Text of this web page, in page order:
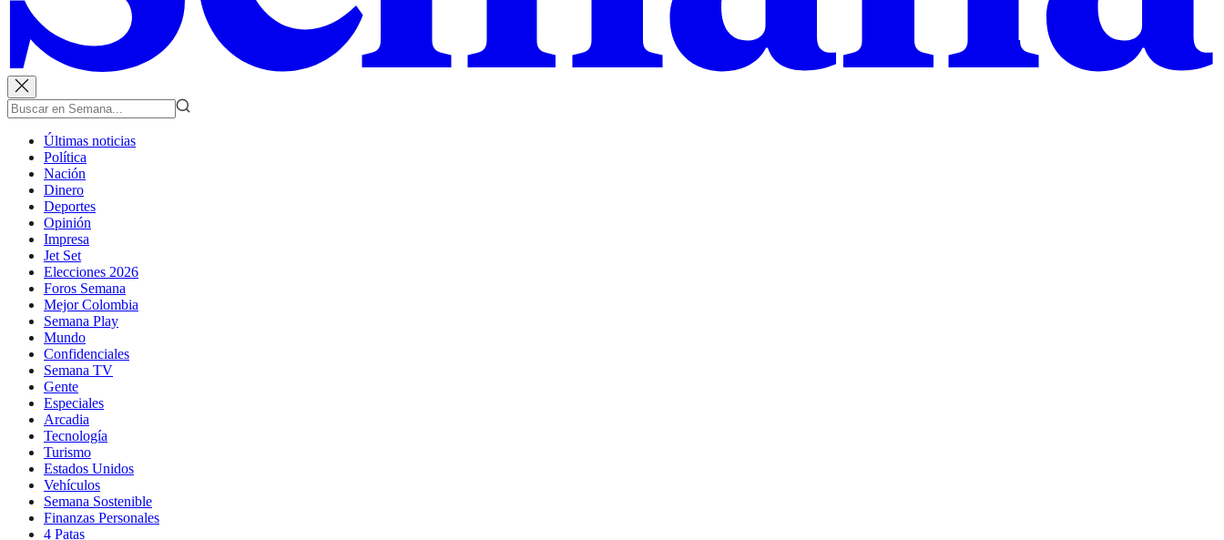
Últimas noticias
Política
Nación
Dinero
Deportes
Opinión
Impresa
Jet Set
Elecciones 2026
Foros Semana
Mejor Colombia
Semana Play
Mundo
Confidenciales
Semana TV
Gente
Especiales
Arcadia
Tecnología
Turismo
Estados Unidos
Vehículos
Semana Sostenible
Finanzas Personales
4 Patas